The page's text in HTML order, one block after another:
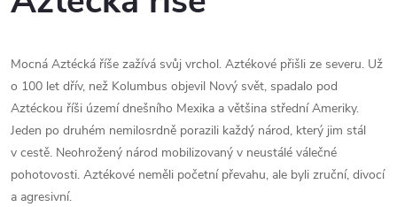
Mocná Aztécká říše zažívá svůj vrchol. Aztékové přišli ze severu. Už
o 100 let dřív, než Kolumbus objevil Nový svět, spadalo pod
Aztéckou říši území dnešního Mexika a většina střední Ameriky.
Jeden po druhém nemilosrdně porazili každý národ, který jim stál
v cestě. Neohrožený národ mobilizovaný v neustálé válečné
pohotovosti. Aztékové neměli početní převahu, ale byli zruční, divocí
a agresivní.